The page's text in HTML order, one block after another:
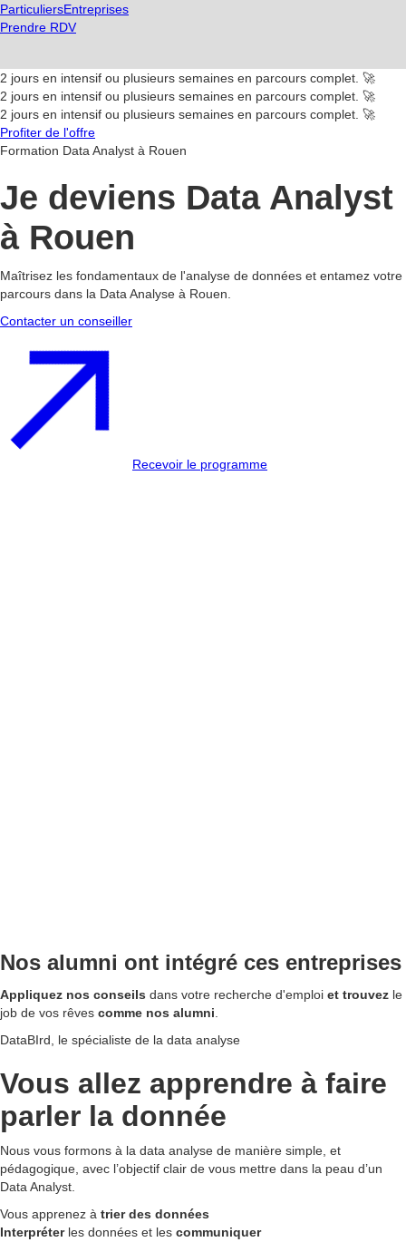
ParticuliersEntreprises
Prendre RDV
2 jours en intensif ou plusieurs semaines en parcours complet. 🚀
2 jours en intensif ou plusieurs semaines en parcours complet. 🚀
2 jours en intensif ou plusieurs semaines en parcours complet. 🚀
Profiter de l'offre
Formation Data Analyst à Rouen
Je deviens Data Analyst
à Rouen
Maîtrisez les fondamentaux de l'analyse de données et entamez votre
parcours dans la Data Analyse à Rouen.
Contacter un conseiller
Recevoir le programme
Nos alumni ont intégré ces entreprises
Appliquez nos conseils dans votre recherche d'emploi et trouvez le
job de vos rêves comme nos alumni.
DataBIrd, le spécialiste de la data analyse
Vous allez apprendre à faire
parler la donnée
Nous vous formons à la data analyse de manière simple, et
pédagogique, avec l’objectif clair de vous mettre dans la peau d’un
Data Analyst.
Vous apprenez à trier des données
Interpréter les données et les communiquer